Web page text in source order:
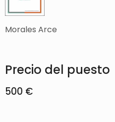
Morales Arce
Precio del puesto
500 €